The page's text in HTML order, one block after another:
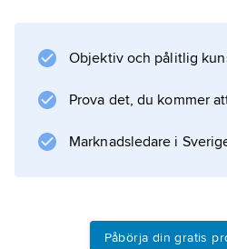
denna
blev grundläggande för
undervisning. Han
ögat, som översattes till
Objektiv och pålitlig
Prova det, du kommer
Marknadsledare i
Påbörja din gratis